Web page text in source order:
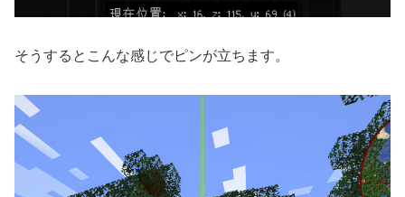
そうするとこんな感じでピンが立ちます。